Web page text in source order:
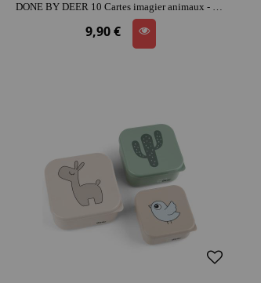
DONE BY DEER 10 Cartes imagier animaux - Deer Friends | carton | parfait pour les sorties | convivial et intergénérationnel
9,90 €